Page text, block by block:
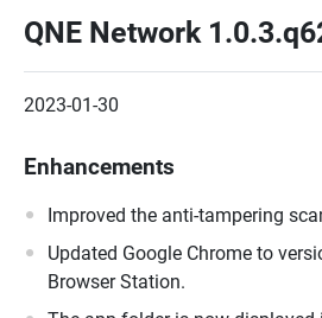
QNE Network
2023-01-30
Enhancements
Improved the anti-tampering
Updated Google Chrome to
Browser Station.